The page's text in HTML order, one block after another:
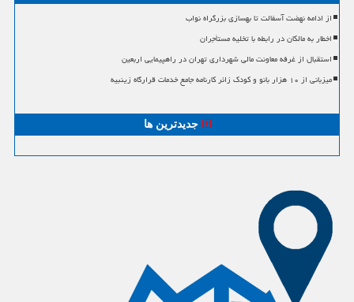
از ادامه نهضت آسفالت تا بهسازی بزرگراه نواب
اخطار به مالکان در رابطه با تخلیه مستأجران
استقبال از غرفه معاونت مالی شهرداری تهران در راهپیمایی اربعین
میزبانی از ۱۰ هزار بانو و کودک زائر کارنامه جامع خدمات قرارگاه زینبیه
جدیدترین ها